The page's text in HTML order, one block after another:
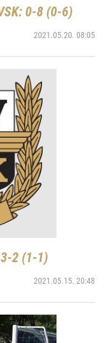
0-8 (0-6)
2021.05.20. 08:05
3-2 (1-1)
2021.05.15. 20:48